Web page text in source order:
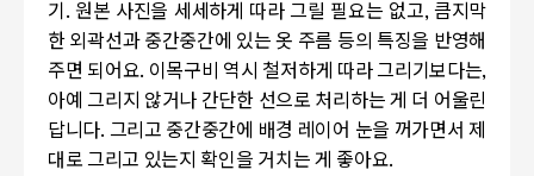
기. 원본 사진을 세세하게 따라 그릴 필요는 없고, 큼지막
한 외곽선과 중간중간에 있는 옷 주름 등의 특징을 반영해
주면 되어요. 이목구비 역시 철저하게 따라 그리기보다는,
아예 그리지 않거나 간단한 선으로 처리하는 게 더 어울린
답니다. 그리고 중간중간에 배경 레이어 눈을 꺼가면서 제
대로 그리고 있는지 확인을 거치는 게 좋아요.